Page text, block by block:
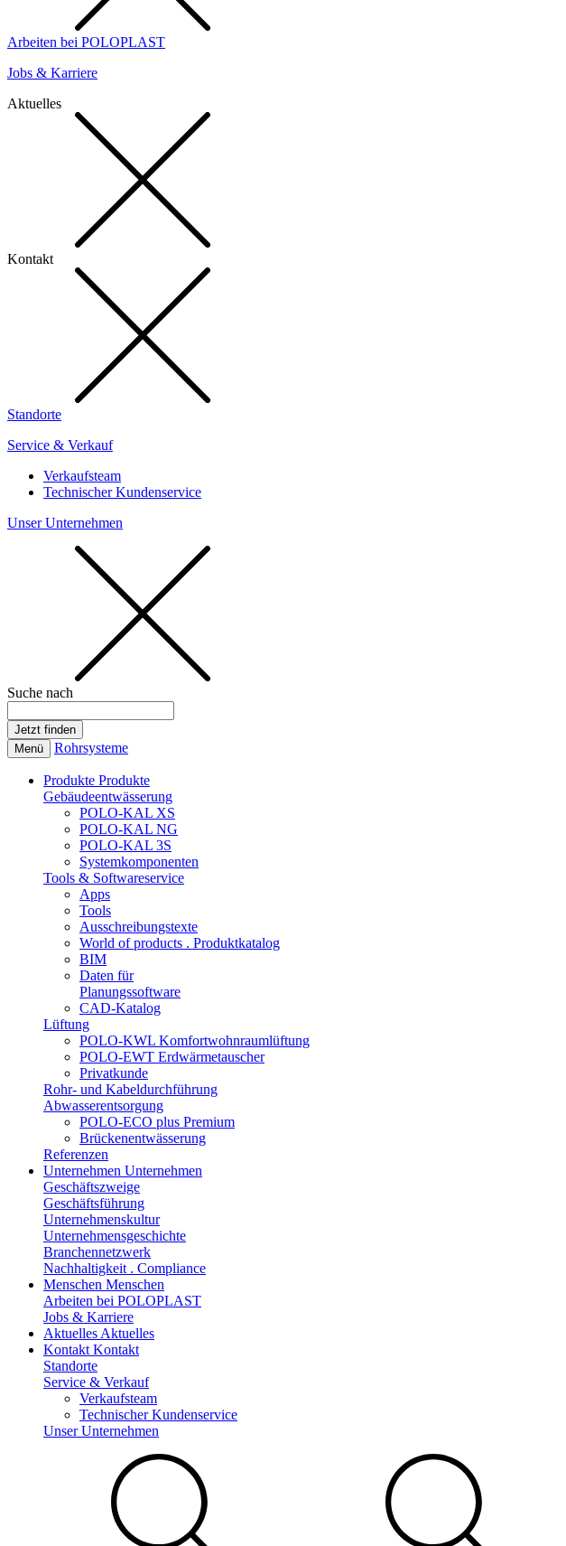
Arbeiten bei POLOPLAST
Jobs & Karriere
Aktuelles
Kontakt
Standorte
Service & Verkauf
Verkaufsteam
Technischer Kundenservice
Unser Unternehmen
Suche nach
Menü Rohrsysteme
Produkte Produkte
Gebäudeentwässerung
POLO-KAL XS
POLO-KAL NG
POLO-KAL 3S
Systemkomponenten
Tools & Softwareservice
Apps
Tools
Ausschreibungstexte
World of products . Produktkatalog
BIM
Daten für
Planungssoftware
CAD-Katalog
Lüftung
POLO-KWL Komfortwohnraumlüftung
POLO-EWT Erdwärmetauscher
Privatkunde
Rohr- und Kabeldurchführung
Abwasserentsorgung
POLO-ECO plus Premium
Brückenentwässerung
Referenzen
Unternehmen Unternehmen
Geschäftszweige
Geschäftsführung
Unternehmenskultur
Unternehmensgeschichte
Branchennetzwerk
Nachhaltigkeit . Compliance
Menschen Menschen
Arbeiten bei POLOPLAST
Jobs & Karriere
Aktuelles Aktuelles
Kontakt Kontakt
Standorte
Service & Verkauf
Verkaufsteam
Technischer Kundenservice
Unser Unternehmen